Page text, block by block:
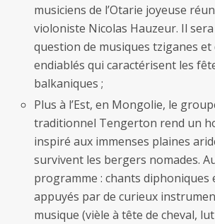
musiciens de l’Otarie joyeuse
violoniste Nicolas Hauzeur. Il
question de musiques tziganes et
endiablés qui caractérisent les
balkaniques ;
Plus à l’Est, en Mongolie, le
traditionnel Tengerton rend un
inspiré aux immenses plaines
survivent les bergers nomades.
programme : chants diphoniques
appuyés par de curieux
musique (vièle à tête de cheval,